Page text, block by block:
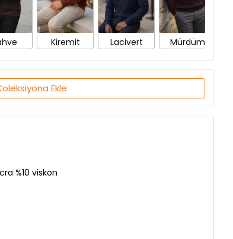
Kiremit Lacivert Mürdüm
Ekle